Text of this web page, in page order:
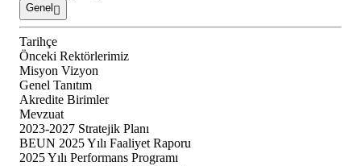
Genel
Tarihçe
Önceki Rektörlerimiz
Misyon Vizyon
Genel Tanıtım
Akredite Birimler
Mevzuat
2023-2027 Stratejik Planı
BEUN 2025 Yılı Faaliyet Raporu
2025 Yılı Performans Programı